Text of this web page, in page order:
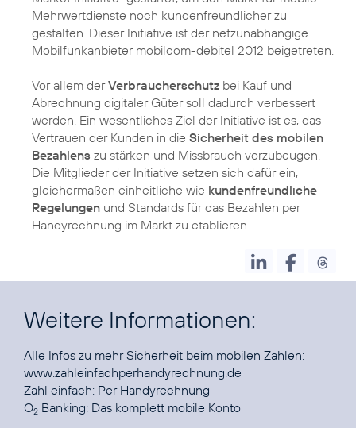
Mehrwertdienste noch kundenfreundlicher zu
gestalten. Dieser Initiative ist der netzunabhängige
Mobilfunkanbieter mobilcom-debitel 2012 beigetreten.
Vor allem derVerbraucherschutz bei Kauf und
Abrechnung digitaler Güter soll dadurch verbessert
werden. Ein wesentliches Ziel der Initiative ist es, das
Vertrauen der Kunden in die Sicherheit des mobilen
Bezahlens zu stärken und Missbrauch vorzubeugen.
Die Mitglieder der Initiative setzen sich dafür ein,
gleichermaßen einheitliche wie kundenfreundliche
Regelungen und Standards für das Bezahlen per
Handyrechnung im Markt zu etablieren.
Weitere Informationen:
Alle Infos zu mehr Sicherheit beim mobilen Zahlen:
www.zahleinfachperhandyrechnung.de
Zahl einfach: Per Handyrechnung
O2 Banking: Das komplett mobile Konto